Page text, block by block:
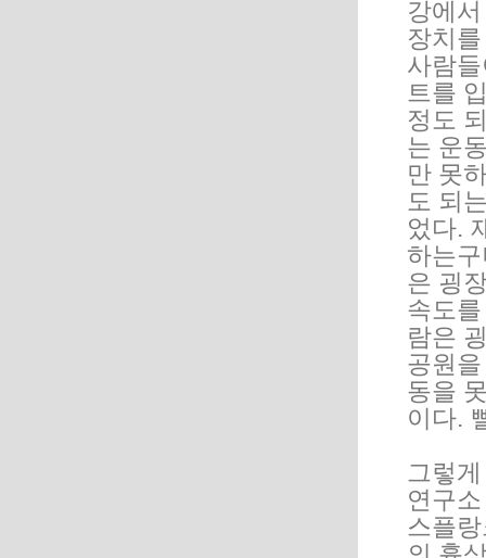
강에
장치
사람
트를
정도
는 운
만 못
도 되
었다.
하는
은 굉
속도
람은
공원
동을
이다.
그렇
연구
스플